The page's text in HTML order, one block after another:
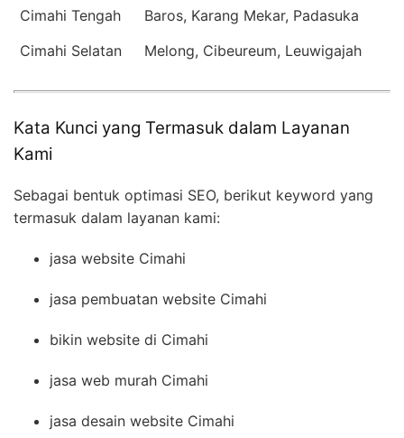
Cimahi Tengah
Baros, Karang Mekar, Padasuka
Cimahi Selatan
Melong, Cibeureum, Leuwigajah
Kata Kunci yang Termasuk dalam Layanan
Kami
Sebagai bentuk optimasi SEO, berikut keyword yang
termasuk dalam layanan kami:
jasa website Cimahi
jasa pembuatan website Cimahi
bikin website di Cimahi
jasa web murah Cimahi
jasa desain website Cimahi